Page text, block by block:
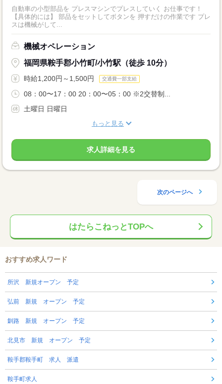
自動車の小型部品を プレスマシンでプレスしていく お仕事です！
【具体的には】 部品をセットしてボタンを 押すだけの作業です プレ
スは機械がして...
機械オペレーション
福岡県鞍手郡小竹町/小竹駅（徒歩 10分）
時給1,200円～1,500円 交通費一部支給
08：00〜17：00 20：00〜05：00 ※2交替制...
土曜日 日曜日
もっと見る
求人詳細を見る
次のページへ
はたらこねっとTOPへ
おすすめ求人ワード
所沢 新規オープン 予定
弘前 新規 オープン 予定
釧路 新規 オープン 予定
北見市 新規 オープン 予定
鞍手郡鞍手町 求人 派遣
鞍手町求人